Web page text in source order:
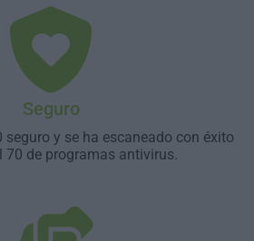
Seguro
seguro y se ha escaneado con éxito
70 de programas antivirus.